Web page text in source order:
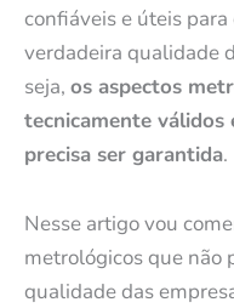
confiáveis e úteis
verdadeira qualidade
seja, os aspectos
tecnicamente válidos
precisa ser garantida.
Nesse artigo vou
metrológicos que não
qualidade das